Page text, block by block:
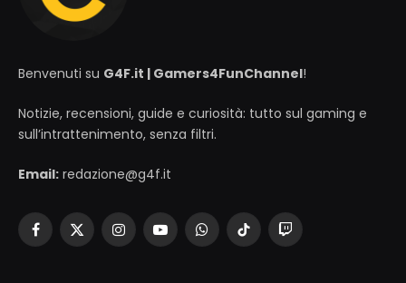
Benvenuti su G4F.it | Gamers4FunChannel!
Notizie, recensioni, guide e curiosità: tutto sul gaming e
sull’intrattenimento, senza filtri.
Email: redazione@g4f.it
Facebook
X
InstagramYouTubeWhatsAppTikTokTwitch